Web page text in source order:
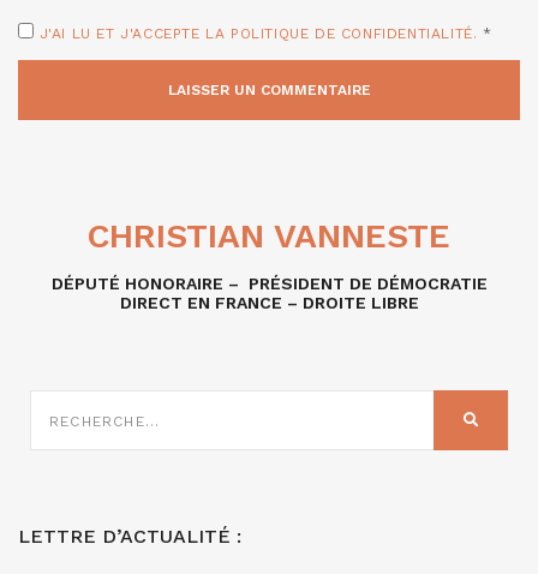
J'AI LU ET J'ACCEPTE LA POLITIQUE DE CONFIDENTIALITÉ. *
CHRISTIAN VANNESTE
DÉPUTÉ HONORAIRE – PRÉSIDENT DE DÉMOCRATIE
DIRECT EN FRANCE – DROITE LIBRE
SUR
LETTRE D’ACTUALITÉ :